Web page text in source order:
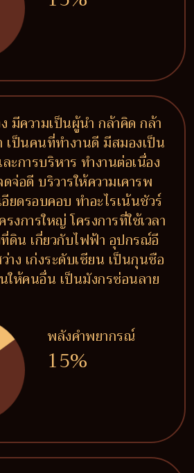
มีความเป็นผู้นำ กล้าคิด กล้า
เป็นคนที่ทำงานดี มีสมองเป็น
ะการบริหาร ทำงานต่อเนื่อง
จ่อดี บริวารให้ความเคารพ
ยดรอบคอบ ทำอะไรเน้นชัวร์
งการใหญ่ โครงการที่ใช้เวลา
ดิน เกี่ยวกับไฟฟ้า อุปกรณ์อี
าง เก่งระดับเซียน เป็นกุนซือ
ให้คนอื่น เป็นมังกรซ่อนลาย
พลังคำพยากรณ์
15%